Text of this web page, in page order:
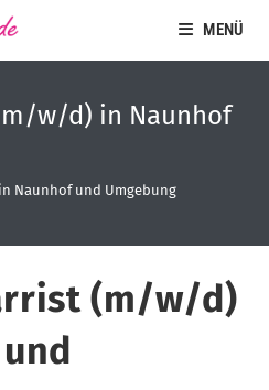
MENÜ
w/d) in Naunhof
Naunhof und Umgebung
(m/w/d)